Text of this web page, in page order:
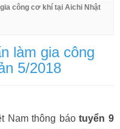
công cơ khí tại Aichi Nhật
làm gia công
5/2018
Nam thông báotuyển 9